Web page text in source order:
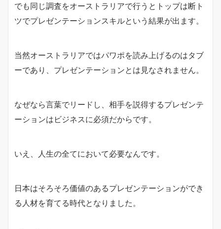
でも同じ調査をオーストラリアで行うとトップは断ト
ツでプレゼンテーションスキルという結果が出ます。
当然オーストラリアではパワポを読み上げるのはタブ
ーであり、プレゼンテーションとは見なされません。
なぜなら言葉でリードし、相手を説得するプレゼンテ
ーションはビジネスに必須だからです。
いえ、人生の全てにおいて必要なんです。
日本はそろそろ価値のあるプレゼンテーションができ
る人材を育てる時代となりました。